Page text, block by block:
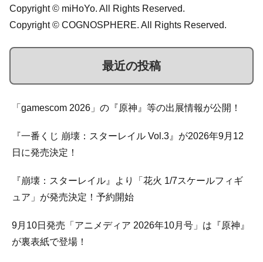
Copyright © miHoYo. All Rights Reserved.
Copyright © COGNOSPHERE. All Rights Reserved.
最近の投稿
「gamescom 2026」の『原神』等の出展情報が公開！
『一番くじ 崩壊：スターレイル Vol.3』が2026年9月12
日に発売決定！
『崩壊：スターレイル』より「花火 1/7スケールフィギ
ュア」が発売決定！予約開始
9月10日発売「アニメディア 2026年10月号」は『原神』
が裏表紙で登場！